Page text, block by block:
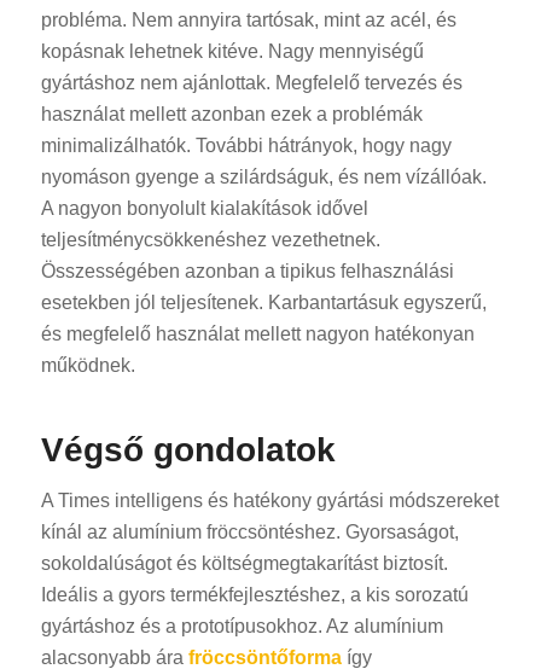
probléma. Nem annyira tartósak, mint az acél, és
kopásnak lehetnek kitéve. Nagy mennyiségű
gyártáshoz nem ajánlottak. Megfelelő tervezés és
használat mellett azonban ezek a problémák
minimalizálhatók. További hátrányok, hogy nagy
nyomáson gyenge a szilárdságuk, és nem vízállóak.
A nagyon bonyolult kialakítások idővel
teljesítménycsökkenéshez vezethetnek.
Összességében azonban a tipikus felhasználási
esetekben jól teljesítenek. Karbantartásuk egyszerű,
és megfelelő használat mellett nagyon hatékonyan
működnek.
Végső gondolatok
A Times intelligens és hatékony gyártási módszereket
kínál az alumínium fröccsöntéshez. Gyorsaságot,
sokoldalúságot és költségmegtakarítást biztosít.
Ideális a gyors termékfejlesztéshez, a kis sorozatú
gyártáshoz és a prototípusokhoz. Az alumínium
alacsonyabb ára fröccsöntőformaígy
DA
FI
NB
EL
SV
RO